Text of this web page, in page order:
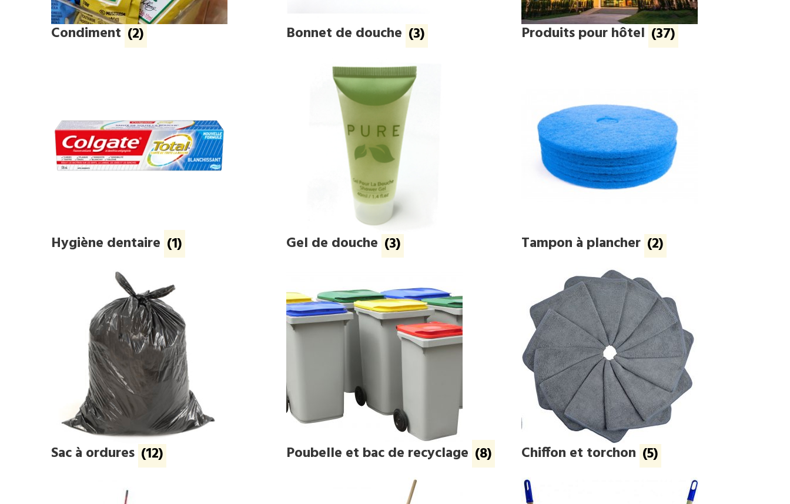
Condiment (2) Bonnet de douche (3) Produits pour hôtel (37)
Hygiène dentaire (1) Gel de douche (3) Tampon à plancher (2)
Sac à ordures (12) Poubelle et bac de recyclage (8) Chiffon et torchon (5)